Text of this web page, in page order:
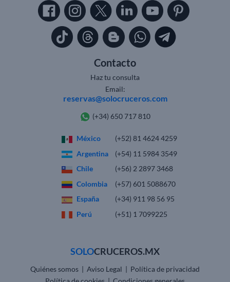
Contacto
Haz tu consulta
Email:
reservas@solocruceros.com
(+34) 650 717 810
México
(+52) 81 4624 4259
Argentina
(+54) 11 5984 3549
Chile
(+56) 2 2897 3468
Colombia
(+57) 601 5088670
España
(+34) 911 98 56 95
Perú
(+51) 1 7099225
SOLOCRUCEROS.MX
Quiénes somos | Aviso Legal | Política de privacidad